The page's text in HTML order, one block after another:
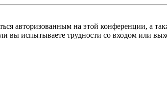
авторизованным на этой конференции, а
вы испытываете трудности со входом или